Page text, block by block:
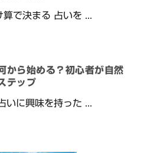
で決まる 占いを ...
から始める？初心者が自然
テップ
いに興味を持った ...